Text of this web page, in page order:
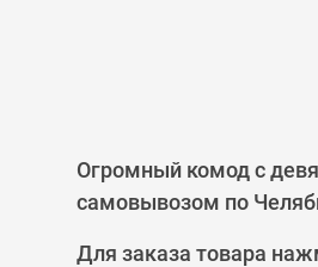
Огромный комод с
самовывозом по
Для заказа товара